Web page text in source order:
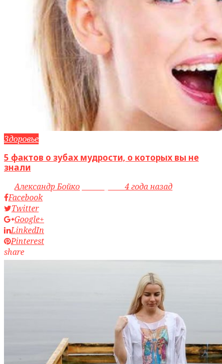
Здоровье
5 фактов о зубах мудрости, о которых вы не
знали
byАлександр Бойко
4 года назад
Facebook
Twitter
Google+
LinkedIn
Pinterest
share